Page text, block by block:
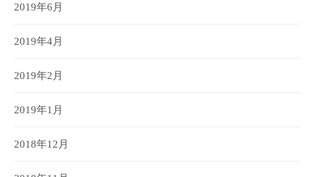
2019年6月
2019年4月
2019年2月
2019年1月
2018年12月